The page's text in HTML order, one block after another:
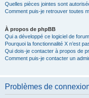
Quelles pièces jointes sont
Comment puis-je retrouver toutes
À propos de phpBB
Qui a développé ce logiciel de
Pourquoi la fonctionnalité X n’est
Qui dois-je contacter à propos de
Comment puis-je contacter un
Problèmes de